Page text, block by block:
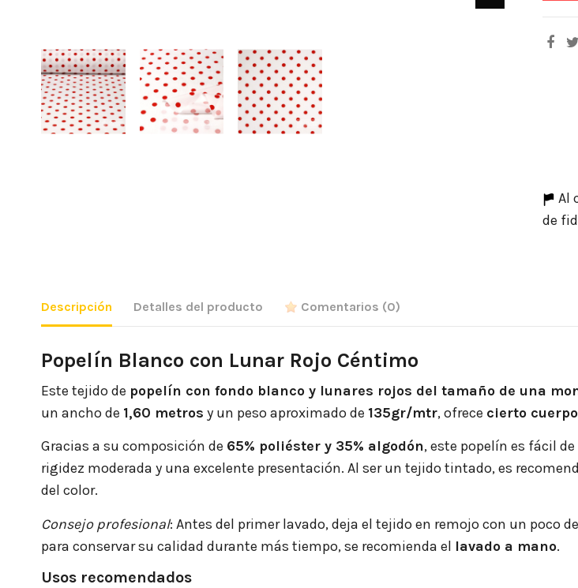
Al
de
Descripción Detalles del producto Comentarios (0)
Popelín Blanco con Lunar Rojo Céntimo
Este tejido de popelín con fondo blanco y lunares rojos del tamaño de una
un ancho de 1,60 metros y un peso aproximado de 135gr/mtr, ofrece cierto
Gracias a su composición de 65% poliéster y 35% algodón, este popelín es fácil
rigidez moderada y una excelente presentación. Al ser un tejido tintado, es
del color.
Consejo profesional: Antes del primer lavado, deja el tejido en remojo con un poco
para conservar su calidad durante más tiempo, se recomienda el lavado a mano.
Usos recomendados